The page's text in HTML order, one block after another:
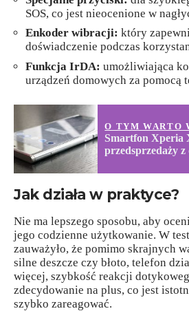
SOS, co jest nieocenione w
Enkoder wibracji: który
doświadczenie podczas
Funkcja IrDA: umożliwiająca
urządzeń domowych za pomocą
O TYM WARTO
Smartfon Xperia
przedsprzedaży
Jak działa w praktyce?
Nie ma lepszego sposobu, aby
jego codzienne użytkowanie. W
zauważyło, że pomimo skrajnych
silne deszcze czy błoto, telefon
więcej, szybkość reakcji
zdecydowanie na plus, co jest
szybko zareagować.